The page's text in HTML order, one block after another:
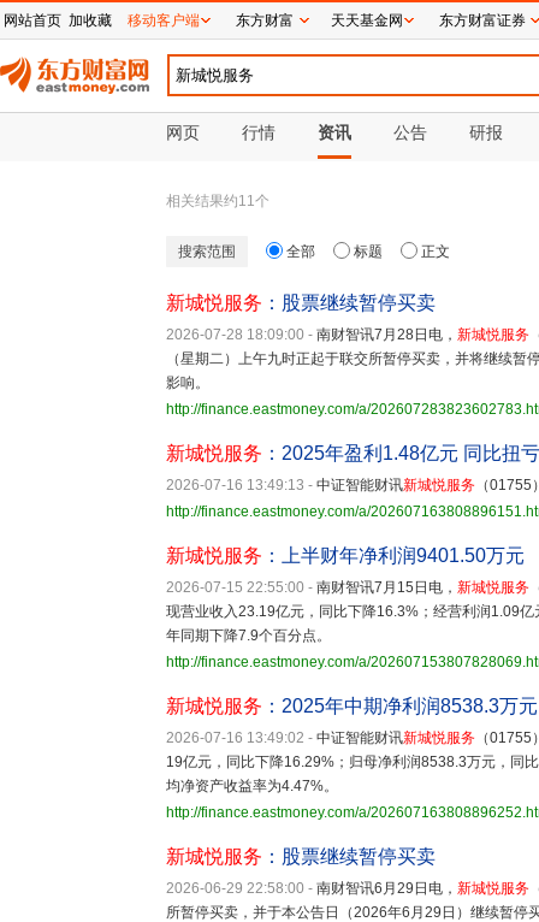
网页 行情 资讯 公告 研报
相关结果约11个
搜索范围 全部 标题 正文
新城悦服务 ：股票继续暂停买卖
2026-07-28 18:09:00 - 南财智讯7月28日电， 新城悦服务
（星期二）上午九时正起于联交所暂停买卖，并将继续
影响。
http://finance.eastmoney.com/a/
新城悦服务 ：2025年盈利1.48亿元 同比扭亏
2026-07-16 13:49:13 - 中证智能财讯新城悦服务 （
http://finance.eastmoney.com/a/
新城悦服务 ：上半财年净利润9401.50万元
2026-07-15 22:55:00 - 南财智讯7月15日电， 新城悦服务
现营业收入23.19亿元，同比下降16.3%；经营利润1.09
年同期下降7.9个百分点。
http://finance.eastmoney.com/a/
新城悦服务 ：2025年中期净利润8538.3万
2026-07-16 13:49:02 - 中证智能财讯新城悦服务 （
19亿元，同比下降16.29%；归母净利润8538.3万元，同
均净资产收益率为4.47%。
http://finance.eastmoney.com/a/
新城悦服务 ：股票继续暂停买卖
2026-06-29 22:58:00 - 南财智讯6月29日电， 新城悦服务
所暂停买卖，并于本公告日（2026年6月29日）继续暂停
网站首页 加收藏 移动客户端 东方财富 天天基金网 东方财富证券